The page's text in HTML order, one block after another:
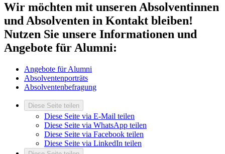
Wir möchten mit unseren Absolventinnen
und Absolventen in Kontakt bleiben!
Nutzen Sie unsere Informationen und
Angebote für Alumni:
Angebote für Alumni
Absolventenporträts
Absolventenbefragung
Diese Seite teilen
Diese Seite via E-Mail teilen
Diese Seite via WhatsApp teilen
Diese Seite via Facebook teilen
Diese Seite via LinkedIn teilen